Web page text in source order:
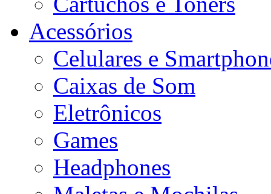
Acessórios
Celulares e
Caixas de Som
Eletrônicos
Games
Headphones